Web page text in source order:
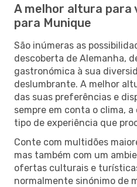
A melhor altura para
para Munique
São inúmeras as
descoberta de Alemanha,
gastronómica à sua
deslumbrante. A melhor
das suas preferências e
sempre em conta o clima,
tipo de experiência que
Conte com multidões
mas também com um
ofertas culturais e
normalmente sinónimo de